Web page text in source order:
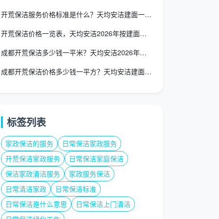
开荒保洁服务价格标准是什么？天均安洁建面一口价全包透明标准
开荒保洁价格一览表，天均安洁2026年按建面一口价全包透明报
成都开荒保洁多少钱一平米？天均安洁2026年建面一口价12-
成都开荒保洁价格多少钱一平方？天均安洁建面一口价12-15元
标签列表
家政保洁的服务
日常保洁家政服务
开荒保洁家政服务
日常保洁家庭保洁
保洁家政清洁服务
家政服务保洁
日常清洁家政
日常保洁标准
日常保洁是什么意思
日常保洁上门清洁